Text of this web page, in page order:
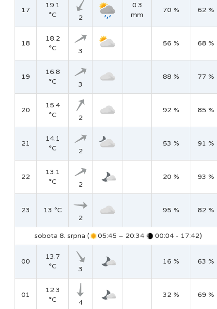
17
19.1
°C
2
0.3
mm
70 % 62 %
18
18.2
°C
3
56 % 68 %
19
16.8
°C
3
88 % 77 %
20
15.4
°C
2
92 % 85 %
21
14.1
°C
2
53 % 91 %
22
13.1
°C
2
20 % 93 %
23
13 °C
2
95 % 82 %
sobota 8. srpna ( 05:45 – 20:34 00:04 - 17:42)
00
13.7
°C
3
16 % 63 %
01
12.3
°C
4
32 % 69 %